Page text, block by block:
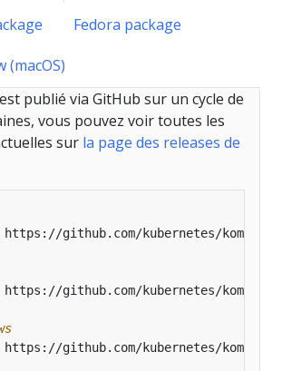
Fedora package
(macOS)
publié via GitHub sur un cycle de
vous pouvez voir toutes les
sur la page des releases de